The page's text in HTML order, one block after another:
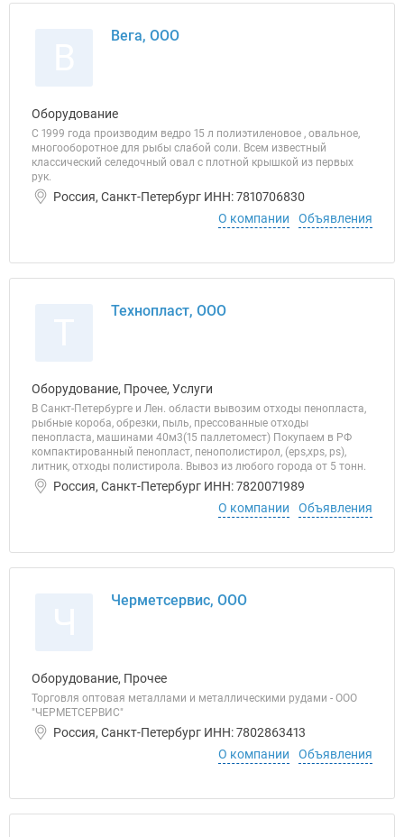
Вега, ООО
Оборудование
С 1999 года производим ведро 15 л полиэтиленовое , овальное,
многооборотное для рыбы слабой соли. Всем известный
классический селедочный овал с плотной крышкой из первых
рук.
Россия, Санкт-Петербург ИНН: 7810706830
О компании
Объявления
Технопласт, ООО
Оборудование, Прочее, Услуги
В Санкт-Петербурге и Лен. области вывозим отходы пенопласта,
рыбные короба, обрезки, пыль, прессованные отходы
пенопласта, машинами 40м3(15 паллетомест) Покупаем в РФ
компактированный пенопласт, пенополистирол, (eps,xps, ps),
литник, отходы полистирола. Вывоз из любого города от 5 тонн.
Россия, Санкт-Петербург ИНН: 7820071989
О компании
Объявления
Черметсервис, ООО
Оборудование, Прочее
Торговля оптовая металлами и металлическими рудами - ООО
"ЧЕРМЕТСЕРВИС"
Россия, Санкт-Петербург ИНН: 7802863413
О компании
Объявления